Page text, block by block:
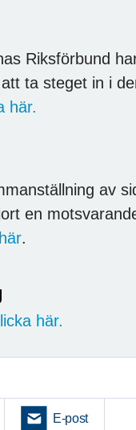
Riksförbund
ta steget in i
här.
av
en
.
här.
E-post